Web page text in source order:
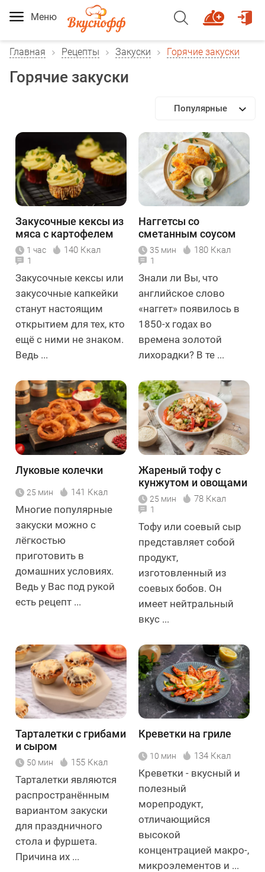
Меню
Главная Рецепты Закуски Горячие закуски
Горячие закуски
Популярные
Закусочные кексы из
мяса с картофелем
1 час 140 Ккал
1
Закусочные кексы или
закусочные капкейки
станут настоящим
открытием для тех, кто
ещё с ними не знаком.
Ведь ...
Наггетсы со
сметанным соусом
35 мин 180 Ккал
1
Знали ли Вы, что
английское слово
«наггет» появилось в
1850-х годах во
времена золотой
лихорадки? В те ...
Луковые колечки
25 мин 141 Ккал
Многие популярные
закуски можно с
лёгкостью
приготовить в
домашних условиях.
Ведь у Вас под рукой
есть рецепт ...
Жареный тофу с
кунжутом и овощами
25 мин 78 Ккал
1
Тофу или соевый сыр
представляет собой
продукт,
изготовленный из
соевых бобов. Он
имеет нейтральный
вкус ...
Тарталетки с грибами
и сыром
50 мин 155 Ккал
Тарталетки являются
распространённым
вариантом закуски
для праздничного
стола и фуршета.
Причина их ...
Креветки на гриле
10 мин 134 Ккал
Креветки - вкусный и
полезный
морепродукт,
отличающийся
высокой
концентрацией макро-,
микроэлементов и ...